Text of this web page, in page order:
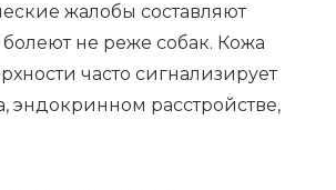
жалобы составляют
не реже собак. Кожа
часто сигнализирует
расстройстве,